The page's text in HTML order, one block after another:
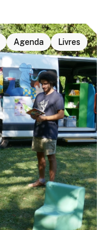
Agenda Livres